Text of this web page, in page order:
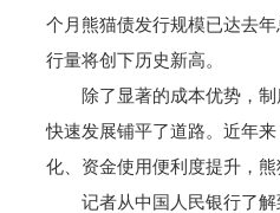
个月熊猫债发行规模已达去
行量将创下历史新高。
除了显著的成本优势，制
快速发展铺平了道路。近年
化、资金使用便利度提升，熊
记者从中国人民银行了解